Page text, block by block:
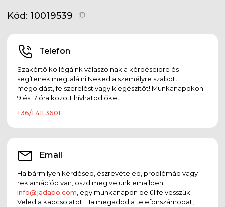
Kód: 10019539
Telefon
Szakértő kollégáink válaszolnak a kérdéseidre és
segítenek megtalálni Neked a személyre szabott
megoldást, felszerelést vagy kiegészítőt! Munkanapokon
9 és 17 óra között hívhatod őket.
+36/1 411 3601
Email
Ha bármilyen kérdésed, észrevételed, problémád vagy
reklamációd van, oszd meg velünk emailben:
info@jadabo.com , egy munkanapon belül felvesszük
Veled a kapcsolatot! Ha megadod a telefonszámodat,